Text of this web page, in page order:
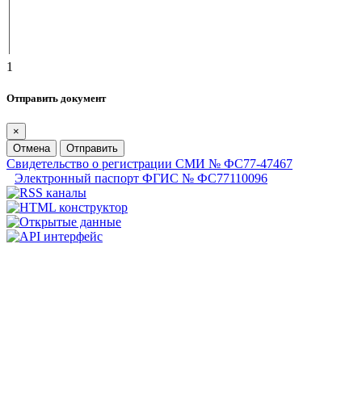
1
Отправить документ
×
Отмена
Отправить
Свидетельство о регистрации СМИ № ФС77-47467
Электронный паспорт ФГИС № ФС77110096